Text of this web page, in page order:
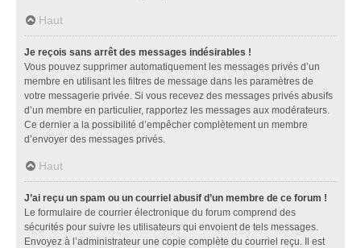
Haut
Je reçois sans arrêt des messages indésirables !
Vous pouvez supprimer automatiquement les messages privés d’un
membre en utilisant les filtres de message dans les paramètres de
votre messagerie privée. Si vous recevez des messages privés abusifs
d’un membre en particulier, rapportez les messages aux modérateurs.
Ce dernier a la possibilité d’empêcher complètement un membre
d’envoyer des messages privés.
Haut
J’ai reçu un spam ou un courriel abusif d’un membre de ce forum !
Le formulaire de courrier électronique du forum comprend des
sécurités pour suivre les utilisateurs qui envoient de tels messages.
Envoyez à l’administrateur une copie complète du courriel reçu. Il est